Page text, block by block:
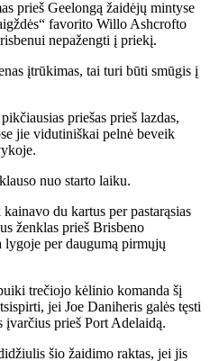
prieš Geelongą žaidėjų mintyse
favorito Willo Ashcrofto
nepažengti į priekį.
įtrūkimas, tai turi būti smūgis į
priešas prieš lazdas,
jie vidutiniškai pelnė beveik
nuo starto laiku.
du kartus per pastarąsias
ženklas prieš Brisbeno
per daugumą pirmųjų
trečiojo kėlinio komanda šį
jei Joe Daniheris galės tęsti
įvarčius prieš Port Adelaidą.
šio žaidimo raktas, jei jis